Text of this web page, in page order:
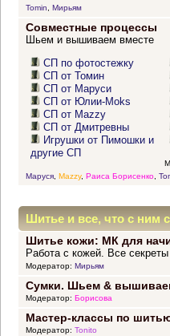
Tomin
Мирьям
Совместные процессы
Шьем и вышиваем вместе
СП по фотостежку
СП от Томин
СП от Маруси
СП от Юлии-Moks
СП от Mazzy
СП от Дмитревны
Игрушки от Пимошки и
другие СП
Маруся, Mazzy, Раиса Борисенко,
Шитье и все, что с ним
Шитье кожи: МК для
Работа с кожей. Все
Модератор: Мирьям
Сумки. Шьем &
Модератор: Борисова
Мастер-классы по
Модератор: Tonito